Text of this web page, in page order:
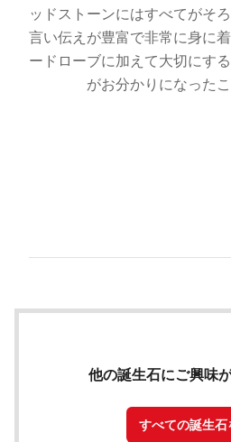
ッドストーンにはすべてがそ
言い伝えが豊富で非常に身に
ードローブに加えて大切にす
がお分かりになったこ
他の誕生石にご興味
すべての誕生